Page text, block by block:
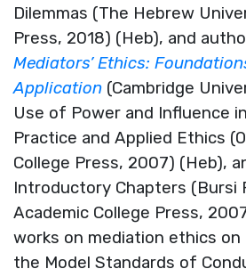
Dilemmas (The Hebrew
Press, 2018) (Heb), and
Mediators’ Ethics:
Application (Cambridge
Use of Power and Influence
Practice and Applied Ethics
College Press, 2007) (Heb),
Introductory Chapters (Bursi
Academic College Press,
works on mediation ethics on
the Model Standards of